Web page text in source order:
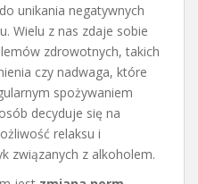
unikania negatywnych
Wielu z nas zdaje sobie
zdrowotnych, takich
czy nadwaga, które
spożywaniem
decyduje się na
relaksu i
związanych z alkoholem.